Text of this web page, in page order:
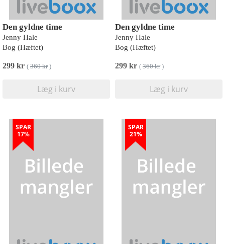
Den gyldne time
Jenny Hale
Bog (Hæftet)
299 kr ( 360 kr)
Læg i kurv
Den gyldne time
Jenny Hale
Bog (Hæftet)
299 kr ( 360 kr)
Læg i kurv
SPAR
17%
SPAR
21%